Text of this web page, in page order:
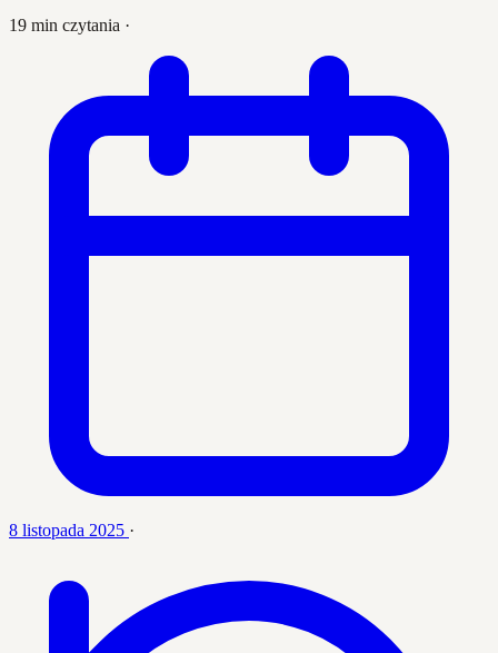
19 min czytania ·
8 listopada 2025 ·